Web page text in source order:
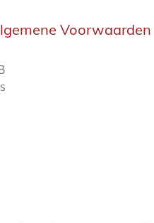
Voorwaarden